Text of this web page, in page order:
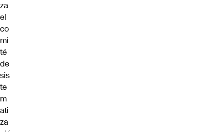
za
el
co
mi
té
de
sis
te
m
ati
za